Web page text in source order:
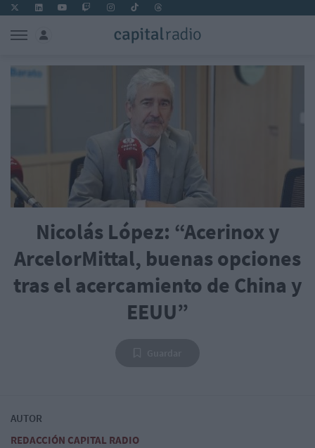
Nicolás López: “Acerinox y
ArcelorMittal, buenas opciones
tras el acercamiento de China y
EEUU”
AUTOR
REDACCIÓN CAPITAL RADIO